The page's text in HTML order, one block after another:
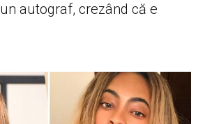
autograf, crezând că e